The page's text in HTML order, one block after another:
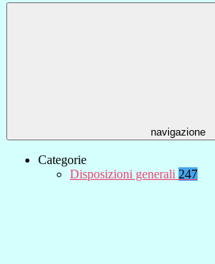
navigazione
Categorie
Disposizioni generali 247